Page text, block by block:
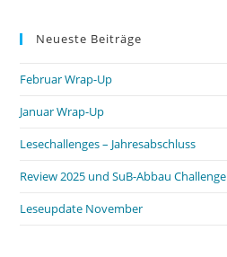
Neueste Beiträge
Februar Wrap-Up
Januar Wrap-Up
Lesechallenges – Jahresabschluss
Review 2025 und SuB-Abbau Challenge
Leseupdate November